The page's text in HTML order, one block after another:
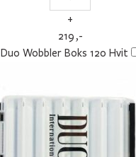
Wobbler
Boks
120
Rosa
+
219,-
Duo Wobbler Boks 120 Hvit